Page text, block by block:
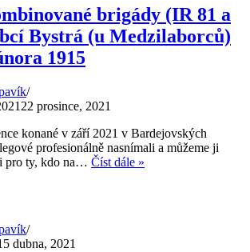
a
nemocných
rakousko-
brigády (IR 81 a
Bystrá (u Medzilaborců)
1915
22 prosince, 2021
konané v září 2021 v Bardejovských
profesionálně nasnímali a můžeme ji
pro ty, kdo na… Číst dále »
5 dubna, 2021